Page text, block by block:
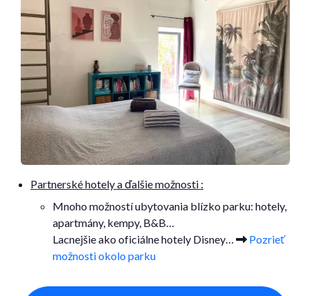
Partnerské hotely a ďalšie možnosti :
Mnoho možností ubytovania blízko parku: hotely,
apartmány, kempy, B&B…
Lacnejšie ako oficiálne hotely Disney…
Pozrieť
možnosti okolo parku